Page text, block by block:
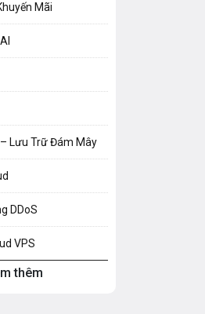
Mãi
Lưu Trữ Đám Mây
DDoS
VPS
thêm